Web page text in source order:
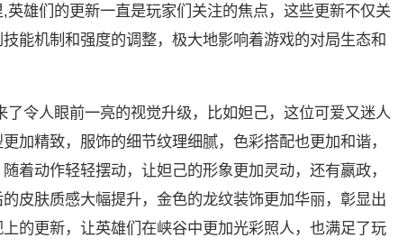
英雄们的更新一直是玩家们关注的焦点，这些更新不仅关
能机制和强度的调整，极大地影响着游戏的对局生态和
了令人眼前一亮的视觉升级，比如妲己，这位可爱又迷人
加精致，服饰的细节纹理细腻，色彩搭配也更加和谐，
着动作轻轻摆动，让妲己的形象更加灵动，还有嬴政，
皮肤质感大幅提升，金色的龙纹装饰更加华丽，彰显出
的更新，让英雄们在峡谷中更加光彩照人，也满足了玩